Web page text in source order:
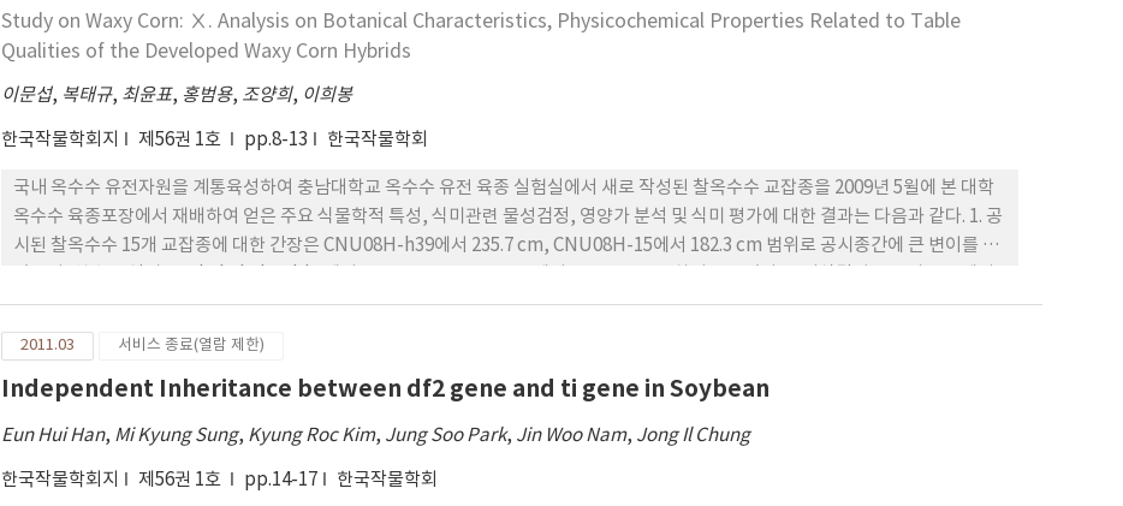
xanthine oxidasc 억제 활성을 나타내는 것으로 조사되었다. 3. 가시오갈피 열매 추출물을 대상으로 인체 암세포주에 대한 세포생육 억
제효과를 SRB법으로 검정한 결과 폐암 세포주인 A549세포 및 결장암 세포주인 HCT-15에서는 가시오갈피 열매 추출물이 활성을 나타
우수한 세포독성 효과를 나타내었다. 4. 이상의 결과를 종합해 볼 때 높은 항산화 활성을 나타내는 가시오갈피 열매 추출물은 광범위한 항
산화 기작 및 항암 활성을 나타냄으로 신규 기능성 자원으로서 활용도가 매우 넓을 것으로 판단된다.
Study on Waxy Corn: Ⅹ. Analysis on Botanical Characteristics, Physicochemical Properties Related to Table
Qualities of the Developed Waxy Corn Hybrids
이문섭, 복태규, 최윤표, 홍범용, 조양희, 이희봉
한국작물학회지 제56권 1호 pp.8-13 한국작물학회
국내 옥수수 유전자원을 계통육성하여 충남대학교 옥수수 유전 육종 실험실에서 새로 작성된 찰옥수수 교잡종을 2009년 5윌에 본 대학
옥수수 육종포장에서 재배하여 얻은 주요 식물학적 특성, 식미관련 물성검정, 영양가 분석 및 식미 평가에 대한 결과는 다음과 같다. 1. 공
시된 찰옥수수 15개 교잡종에 대한 간장은 CNU08H-h39에서 235.7 cm, CNU08H-15에서 182.3 cm 범위로 공시종간에 큰 변이를 보
CNU08H-h121이 24.1 cm로 가장 길었고, CNU08H-71이 12.9 cm포 가장 작았으며 이삭직경은 Daehakehal Gold 1이 46.8 mm로
가장 굵고 CNU08H-69에서 26.1 mm로 가장 얇았다. 3. 공시종의 평균 당도는 15brix로 나타났는데 특히 CNU08H-15, CNU08H-35,
CNU08H-h39, CNU08H-h102의 교잡종이 16 brix로 높은 편이었고 CNU08H-39에서 13 brix으로 가장 낮게 나타났다. 과피는 대조
구인 연농찰이 46.0um 로 가장 두꺼웠고 CNU08H-39가 23.0um 로 가장 얇았다. 4. 생체이삭 내 단백질 함량은 대조구인 Ilmichal이
았고 CaNU08H-71 에서 90.5%로 가장 낮았다. 5. 공시종에 대한 관능 평가 결과 대학찰골드 1호, CNU08H-h121 그리고 CNU08H-39
순으로 높게 나타났으며 대조구인 연농찰 역시 비교적 높게 나타났다.
2011.03 서비스 종료(열람 제한)
Independent Inheritance between df2 gene and ti gene in Soybean
Eun Hui Han, Mi Kyung Sung, Kyung Roc Kim, Jung Soo Park, Jin Woo Nam, Jong Il Chung
한국작물학회지 제56권 1호 pp.14-17 한국작물학회